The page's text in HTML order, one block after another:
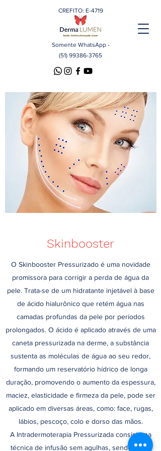
CREFITO: E-4719
Somente WhatsApp -
(51) 99386-3765
Skinbooster
O Skinbooster Pressurizado é uma novidade
promissora para corrigir a perda de água da
pele. Trata-se de um hidratante injetável à base
de ácido hialurônico que retém água nas
camadas profundas da pele por períodos
prolongados. O ácido é aplicado através de uma
caneta pressurizada na derme, a substância
sustenta as moléculas de água ao seu redor,
formando um reservatório hídrico de longa
duração, promovendo o aumento da espessura,
maciez, elasticidade e firmeza da pele, pode ser
aplicado em diversas áreas, como: face, rugas,
lábios, pescoço, colo e dorso das mãos.
A Intradermoterapia Pressurizada consiste na
técnica de infusão sem agulhas, sendo muito